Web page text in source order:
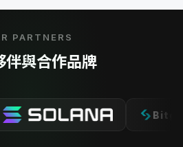
PARTNERS
伴與合作品牌
Bitget